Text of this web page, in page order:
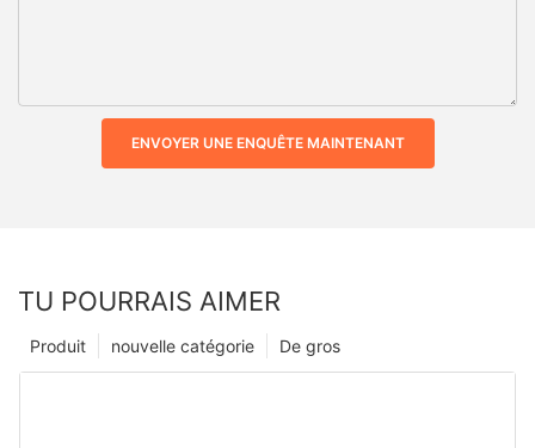
ENVOYER UNE ENQUÊTE MAINTENANT
TU POURRAIS AIMER
De gros
nouvelle catégorie
Produit